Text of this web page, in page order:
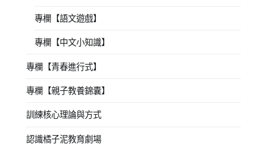
專欄【語文遊戲】
專欄【中文小知識】
專欄【青春進行式】
專欄【親子教養錦囊】
訓練核心理論與方式
認識橘子泥教育劇場